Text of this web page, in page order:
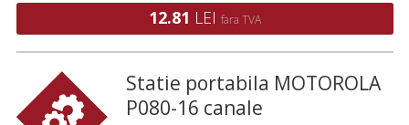
12.81 LEI fara TVA
Statie portabila MOTOROLA
P080-16 canale